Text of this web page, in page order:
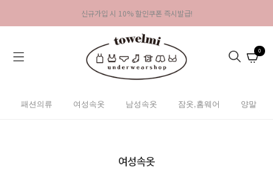
신규가입 시 10% 할인쿠폰 즉시발급!
0
패션의류 여성속옷 남성속옷 잠옷,홈웨어 양말
여성속옷